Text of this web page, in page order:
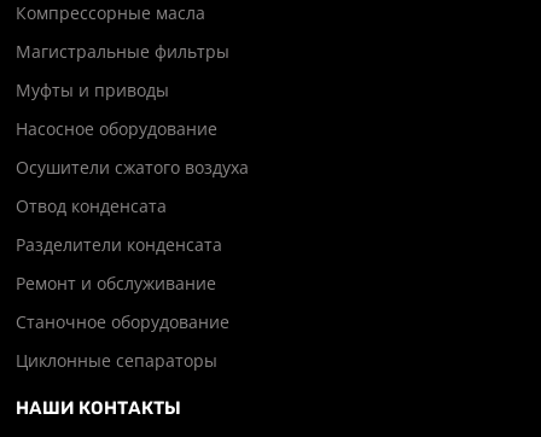
Компрессорные масла
Магистральные фильтры
Муфты и приводы
Насосное оборудование
Осушители сжатого воздуха
Отвод конденсата
Разделители конденсата
Ремонт и обслуживание
Станочное оборудование
Циклонные сепараторы
НАШИ КОНТАКТЫ